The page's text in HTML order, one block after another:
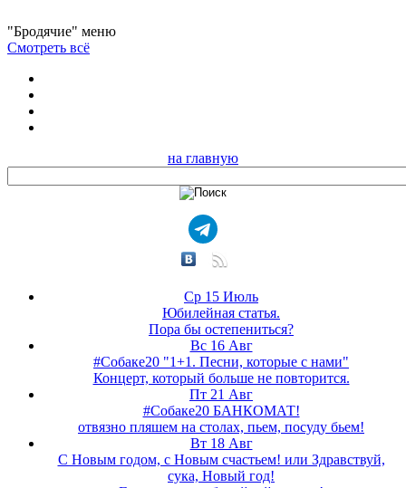
"Бродячие" меню
Смотреть всё
на главную
Ср 15 Июль
Юбилейная статья.
Пора бы остепениться?
Вс 16 Авг
#Собаке20 "1+1. Песни, которые с нами"
Концерт, который больше не повторится.
Пт 21 Авг
#Собаке20 БАНКОМАТ!
отвязно пляшем на столах, пьем, посуду бьем!
Вт 18 Авг
С Новым годом, с Новым счастьем! или Здравствуй,
сука, Новый год!